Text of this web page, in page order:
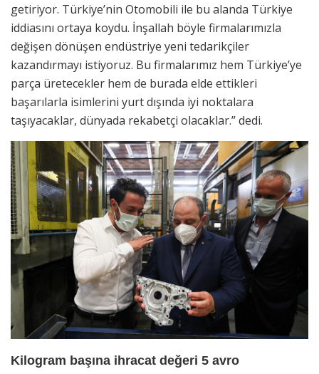
getiriyor. Türkiye’nin Otomobili ile bu alanda Türkiye
iddiasını ortaya koydu. İnşallah böyle firmalarımızla
değişen dönüşen endüstriye yeni tedarikçiler
kazandırmayı istiyoruz. Bu firmalarımız hem Türkiye’ye
parça üretecekler hem de burada elde ettikleri
başarılarla isimlerini yurt dışında iyi noktalara
taşıyacaklar, dünyada rekabetçi olacaklar.” dedi.
Kilogram başına ihracat değeri 5 avro